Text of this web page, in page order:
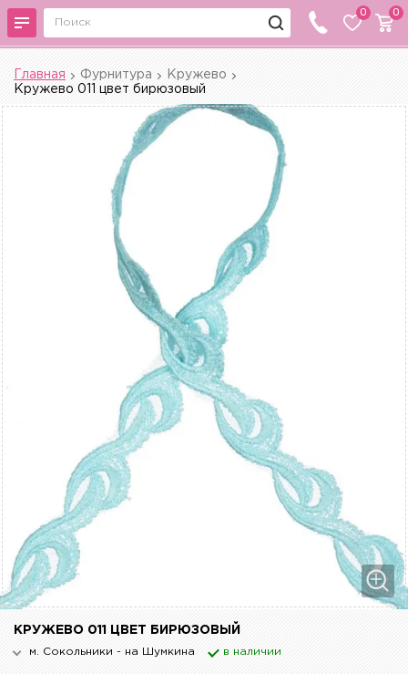
0 0
Главная Фурнитура
Кружево
Кружево 011 цвет бирюзовый
КРУЖЕВО 011 ЦВЕТ БИРЮЗОВЫЙ
м. Сокольники - на Шумкина в наличии